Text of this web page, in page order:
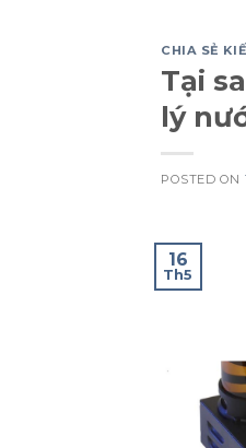
CHIA SẺ
Tại
lý
POSTED ON
16
Th5